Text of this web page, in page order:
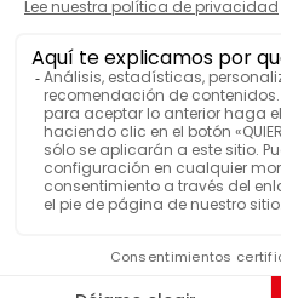
Cafetera
Grosche azul
MARCA